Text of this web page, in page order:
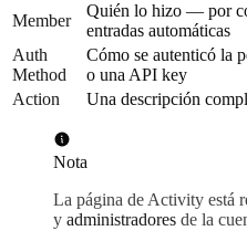
Member
Quién lo hizo — por
entradas automáticas
Auth
Method
Cómo se autenticó la
o una API key
Action
Una descripción
Nota
La página de Activity está
y administradores de la